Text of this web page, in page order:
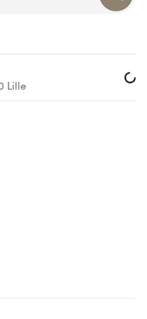
Lille